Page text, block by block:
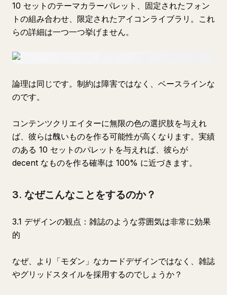
10 セットのテーマカラーパレット、固定されたフォン
トの組み合わせ、限定されたアイコンライブラリ。これ
らの詳細は一つ一つ挙げません。
論理は同じです。制約は障害ではなく、ベースラインな
のです。
コンテンツクリエイターに無限の色の選択肢を与えれ
ば、彼らは醜いものを作る可能性が高くなります。実績
のある 10 セットのパレットを与えれば、彼らが
decent なものを作る確率は 100% に近づきます。
3. なぜこんなことをするのか？
3.1 デザインの観点：雑誌のような雰囲気は非常に効果
的
なぜ、より「モダン」なカードデザインではなく、雑誌
やグリッドスタイルを採用するのでしょうか？